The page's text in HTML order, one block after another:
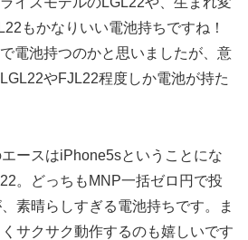
もかなりいい電池持ちですね！
電池持つのかと思いましたが、意
やFJL22程度しか電池が持た
ースはiPhone5sということにな
。どっちもMNP一括ゼロ円で投
素晴らしすぎる電池持ちです。ま
サクサク動作するのも嬉しいです